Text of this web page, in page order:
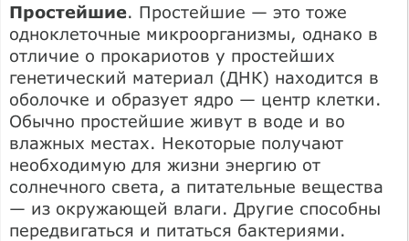
Простейшие. Простейшие — это тоже
одноклеточные микроорганизмы, однако в
отличие о прокариотов у простейших
генетический материал (ДНК) находится в
оболочке и образует ядро — центр клетки.
Обычно простейшие живут в воде и во
влажных местах. Некоторые получают
необходимую для жизни энергию от
солнечного света, а питательные вещества
— из окружающей влаги. Другие способны
передвигаться и питаться бактериями.